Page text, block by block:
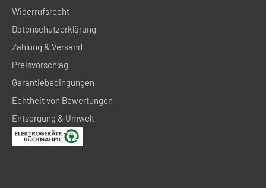
Widerrufsrecht
Datenschutzerklärung
Zahlung & Versand
Preisvorschlag
Garantiebedingungen
Echtheit von Bewertungen
Entsorgung & Umwelt